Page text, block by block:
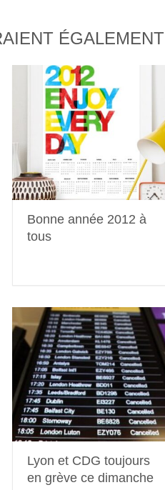
Bonne année 2012 à
tous
Lyon et CDG toujours
en grève ce dimanche